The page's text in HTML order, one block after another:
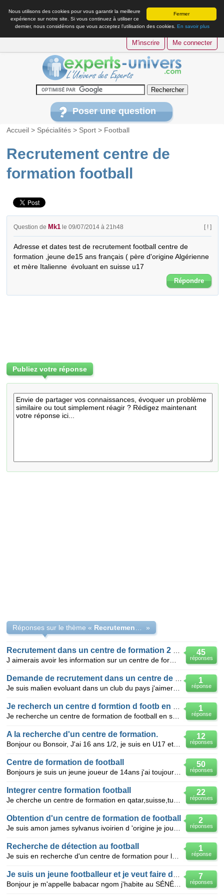
Fermer
Nous utilisons des cookies pour vous garantir la meilleure
expérience sur notre site. Si vous continuez à utiliser ce
dernier, nous considérons que vous acceptez l’utilisation des cookies. En savoir plus
M'inscrire Me connecter
Poser une question
Accueil > Spécialités > Sport > Football
Recrutement centre de
formation football
Question de Mk1 le 09/07/2014 à 21h48 [ ! ]
Adresse et dates test de recrutement football centre de
formation ,jeune de15 ans français ( père d'origine Algérienne
et mère Italienne  évoluant en suisse u17
Répondre
Publiez votre réponse
Réponses sur le thème « »
45
réponses
1
réponse
1
réponse
12
réponses
A la recherche d'un centre de formation.
50
réponses
Centre de formation de football
22
réponses
Integrer centre formation football
2
réponses
Obtention d'un centre de formation de football
1
réponse
Recherche de détection au football
7
réponses